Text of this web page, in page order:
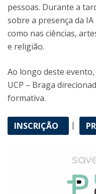
pessoas. Durante a
sobre a presença da
como nas ciências,
e religião.
Ao longo deste
UCP – Braga
formativa.
INSCRIÇÃO |